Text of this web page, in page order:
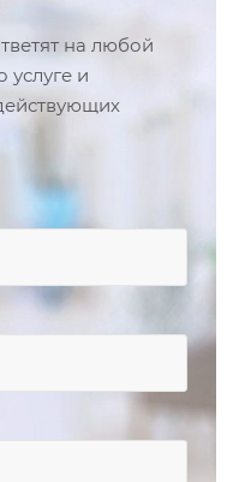
на любой
и